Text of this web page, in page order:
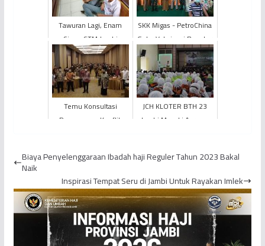
Tawuran Lagi, Enam
Siswa STM Jambi
Diamankan Polisi
SKK Migas - PetroChina
Gelar Vaksinasi Booster
Covid-19 Bagi Karyawan
Temu Konsultasi
Penanganan Konflik
Agama Provinsi ...
JCH KLOTER BTH 23
Jambi Masuki Asrama
Biaya Penyelenggaraan Ibadah haji Reguler Tahun 2023 Bakal
Naik
Inspirasi Tempat Seru di Jambi Untuk Rayakan Imlek